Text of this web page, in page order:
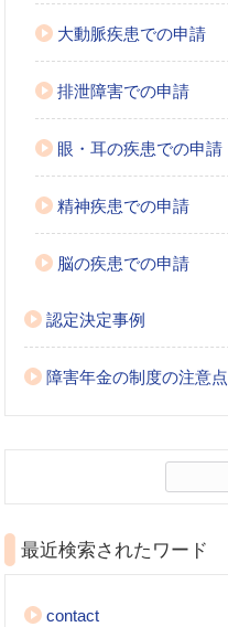
大動脈疾患での申請
排泄障害での申請
眼・耳の疾患での申請
精神疾患での申請
脳の疾患での申請
認定決定事例
障害年金の制度の注意点
最近検索されたワード
contact